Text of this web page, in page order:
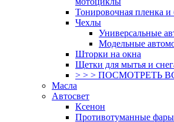
Тонировочная пленка и
Чехлы
Универсальные
Модельные
Шторки на окна
Щетки для мытья и
> > > ПОСМОТРЕТЬ
Масла
Автосвет
Ксенон
Противотуманные